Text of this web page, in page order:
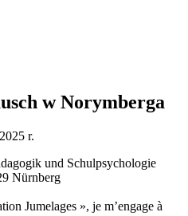
w Norymberga
r.
und Schulpsychologie
Nürnberg
Jumelages », je m’engage à